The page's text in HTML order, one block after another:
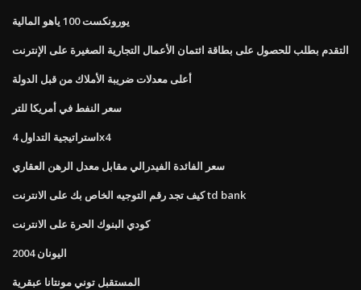
يورونكست 100 ياهو المالية
التقدم بطلب للحصول على بطاقة ائتمان الأعمال التجارية الصغيرة على الإنترنت
أعلى معدلات ضريبة الأملاك من قبل الدولة
سعر النفط في أمريكا للتر
استراتيجية التداول 4x4
سعر الفائدة الفيدرالي مقابل معدل الرهن العقاري
كيف تجد رقم التوجيه الخاص بك على الانترنت td bank
كودي البنوك الحرة على الانترنت
اليونان 2004
المستقبل توني مونتانا عبقرية